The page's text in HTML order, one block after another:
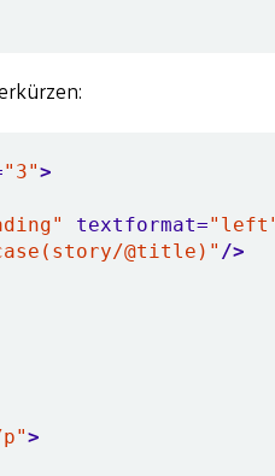
"3">
textformat=
@title)" />
>